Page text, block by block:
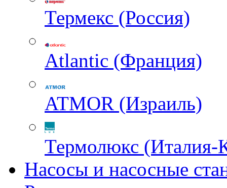
Термекс (Россия)
Atlantic (Франция)
ATMOR (Израиль)
Термолюкс (Италия-
Насосы и насосные